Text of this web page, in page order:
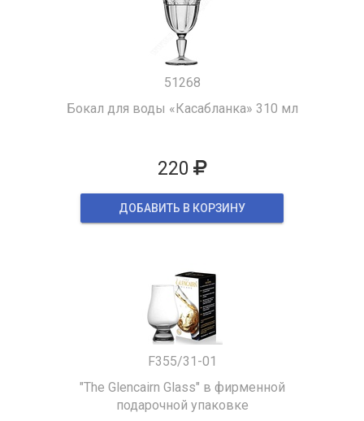
51268
Бокал для воды «Касабланка» 310 мл
220
ДОБАВИТЬ В КОРЗИНУ
F355/31-01
"The Glencairn Glass" в фирменной
подарочной упаковке